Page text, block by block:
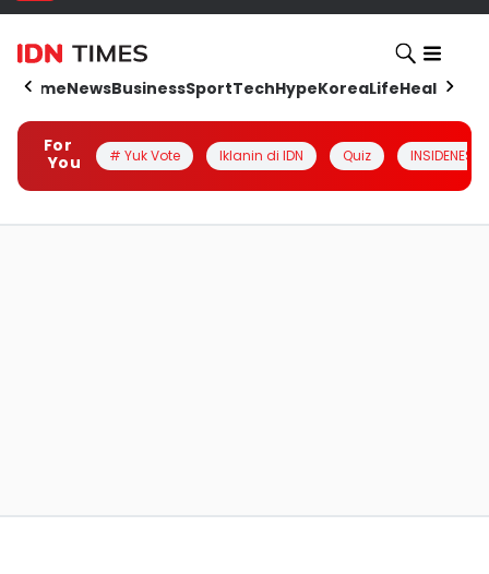
HomeNewsBusinessSportTechHypeKoreaLifeHealth
For
You
# Yuk Vote Iklanin di IDN Quiz INSIDENESIA